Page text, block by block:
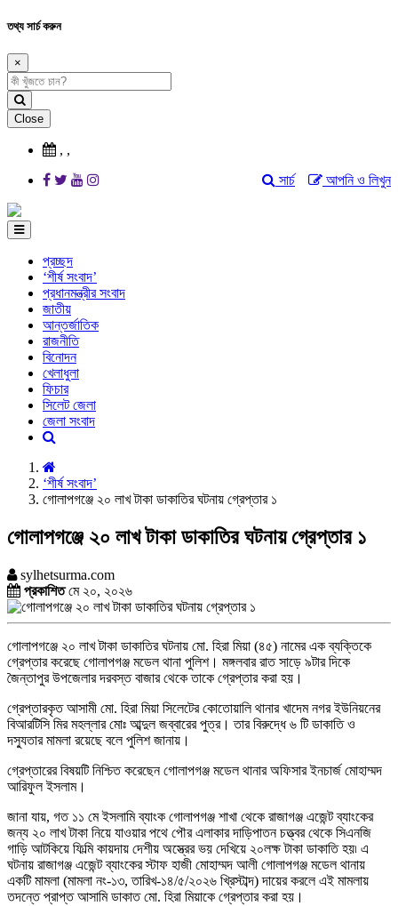
তথ্য সার্চ করুন
×
Close
, ,
আপনি ও লিখুন
সার্চ
প্রচ্ছদ
‘শীর্ষ সংবাদ’
প্রধানমন্ত্রীর সংবাদ
জাতীয়
আন্তর্জাতিক
রাজনীতি
বিনোদন
খেলাধুলা
ফিচার
সিলেট জেলা
জেলা সংবাদ
‘শীর্ষ সংবাদ’
গোলাপগঞ্জে ২০ লাখ টাকা ডাকাতির ঘটনায় গ্রেপ্তার ১
গোলাপগঞ্জে ২০ লাখ টাকা ডাকাতির ঘটনায় গ্রেপ্তার ১
sylhetsurma.com
প্রকাশিতমে ২০, ২০২৬
গোলাপগঞ্জে ২০ লাখ টাকা ডাকাতির ঘটনায় মো. হিরা মিয়া (৪৫) নামের এক ব্যক্তিকে
গ্রেপ্তার করেছে গোলাপগঞ্জ মডেল থানা পুলিশ। মঙ্গলবার রাত সাড়ে ৯টার দিকে
জৈন্তাপুর উপজেলার দরবস্ত বাজার থেকে তাকে গ্রেপ্তার করা হয়।
গ্রেপ্তারকৃত আসামী মো. হিরা মিয়া সিলেটের কোতোয়ালি থানার খাদেম নগর ইউনিয়নের
বিআরটিসি মির মহল্লার মোঃ আব্দুল জব্বারের পুত্র। তার বিরুদ্ধে ৬ টি ডাকাতি ও
দস্যুতার মামলা রয়েছে বলে পুলিশ জানায়।
গ্রেপ্তারের বিষয়টি নিশ্চিত করেছেন গোলাপগঞ্জ মডেল থানার অফিসার ইনচার্জ মোহাম্মদ
আরিফুল ইসলাম।
জানা যায়, গত ১১ মে ইসলামি ব্যাংক গোলাপগঞ্জ শাখা থেকে রাজাগঞ্জ এজেন্ট ব্যাংকের
জন্য ২০ লাখ টাকা নিয়ে যাওয়ার পথে পৌর এলাকার দাড়িপাতন চত্ত্বর থেকে সিএনজি
গাড়ি আটকিয়ে ফিল্মি কায়দায় দেশীয় অস্ত্রের ভয় দেখিয়ে ২০লক্ষ টাকা ডাকাতি হয়৷ এ
ঘটনায় রাজাগঞ্জ এজেন্ট ব্যাংকের স্টাফ হাজী মোহাম্মদ আলী গোলাপগঞ্জ মডেল থানায়
একটি মামলা (মামলা নং-১৩, তারিখ-১৪/৫/২০২৬ খ্রিস্টাব্দ) দায়ের করলে এই মামলায়
তদন্তে প্রাপ্ত আসামি ডাকাত মো. হিরা মিয়াকে গ্রেপ্তার করা হয়।